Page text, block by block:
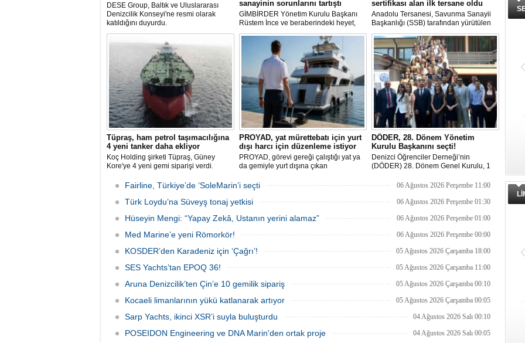
DESE Group, Baltık ve Uluslararası
Denizcilik Konseyi'ne resmi olarak
katıldığını duyurdu.
sanayinin sorunlarını tartıştı
GİMBİRDER Yönetim Kurulu Başkanı
Rüstem İnce ve beraberindeki heyet,
YTSO Başkanı Cemil Demiryürek’i
ziyaret etti. Görüşmede tersane taşeron
firmalarının yaşadığı sektörel sorunlar
ile vergi uygulamalarındaki
mağduriyetler ele alındı.
sertifikası alan ilk tersane oldu
Anadolu Tersanesi, Savunma Sanayii
Başkanlığı (SSB) tarafından yürütülen
Endüstriyel Yetkinlik Değerlendirme ve
Destekleme Programı
(EYDEP)kapsamında, A Sertifikası
almaya hak kazanan ilk tersane oldu.
Tüpraş, ham petrol taşımacılığına
4 yeni tanker daha ekliyor
Koç Holding şirketi Tüpraş, Güney
Kore'ye 4 yeni gemi siparişi verdi.
aşan, her biri yaklaşık 157.000 DWT
taşıma kapasitesine sahip tankerlerin
2029 yılı içerisinde teslim alınması
PROYAD, yat mürettebatı için yurt
dışı harcı için düzenleme istiyor
PROYAD, görevi gereği çalıştığı yat ya
da gemiyle yurt dışına çıkan
harcından muaf tutulması için yasal
düzenleme yapılmasını talep etti.
DÖDER, 28. Dönem Yönetim
Kurulu Başkanını seçti!
Denizci Öğrenciler Derneği’nin
(DÖDER) 28. Dönem Genel Kurulu, 1
Sanayicileri Birliği (GİSBİR) ev
Fairline, Türkiye’de ‘SoleMarin’i seçti 06 Ağustos 2026 Perşembe 11:00
Türk Loydu’na Süveyş tonaj yetkisi 06 Ağustos 2026 Perşembe 01:30
Hüseyin Mengi: “Yapay Zekâ, Ustanın yerini alamaz” 06 Ağustos 2026 Perşembe 01:00
Med Marine’e yeni Römorkör! 06 Ağustos 2026 Perşembe 00:00
KOSDER’den Karadeniz için ‘Çağrı’! 05 Ağustos 2026 Çarşamba 18:00
SES Yachts’tan EPOQ 36! 05 Ağustos 2026 Çarşamba 11:00
Aruna Denizcilik’ten Çin’e 10 gemilik sipariş 05 Ağustos 2026 Çarşamba 00:10
Kocaeli limanlarının yükü katlanarak artıyor 05 Ağustos 2026 Çarşamba 00:05
Sarp Yachts, ikinci XSR’i suyla buluşturdu 04 Ağustos 2026 Salı 00:10
POSEIDON Engineering ve DNA Marin'den ortak proje 04 Ağustos 2026 Salı 00:05